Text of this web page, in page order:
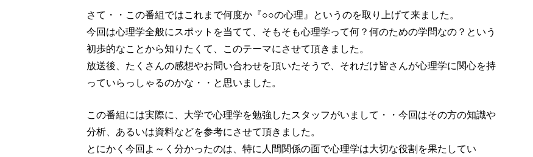
さて・・この番組ではこれまで何度か『○○の心理』というのを取り上げて来ました。
今回は心理学全般にスポットを当てて、そもそも心理学って何？何のための学問なの？という
初歩的なことから知りたくて、このテーマにさせて頂きました。
放送後、たくさんの感想やお問い合わせを頂いたそうで、それだけ皆さんが心理学に関心を持
っていらっしゃるのかな・・と思いました。
この番組には実際に、大学で心理学を勉強したスタッフがいまして・・今回はその方の知識や
分析、あるいは資料などを参考にさせて頂きました。
とにかく今回よ～く分かったのは、特に人間関係の面で心理学は大切な役割を果たしてい